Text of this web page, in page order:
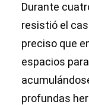
Durante
resistió el
preciso que
espacios
profundas